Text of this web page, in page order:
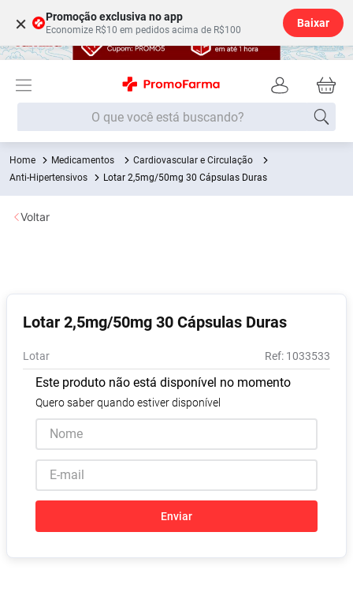
× Promoção exclusiva no app
Economize R$10 em pedidos acima de R$100
Baixar
O que você está buscando?
Medicamentos
Cardiovascular e Circulação
Anti-Hipertensivos
Lotar 2,5mg/50mg 30 Cápsulas Duras
Lotar 2,5mg/50mg 30 Cápsulas Duras
Lotar : 1033533
Este produto não está disponível no momento
Quero saber quando estiver disponível
Enviar
Voltar
Termos mais buscados
1º Fralda
2
5º Fralda G
6º Shampoo
8º Absorvente
9º Vitamina D
10º Lavitan